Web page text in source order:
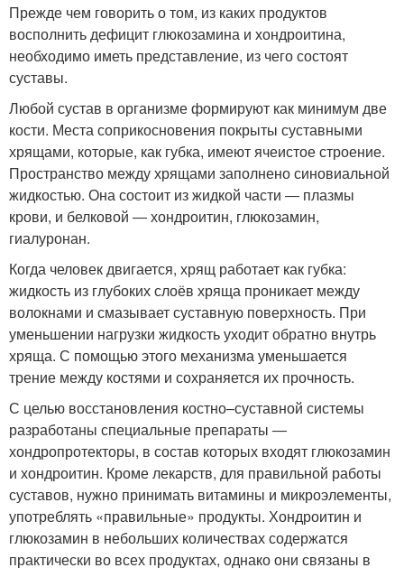
Прежде чем говорить о том, из каких продуктов
восполнить дефицит глюкозамина и хондроитина,
необходимо иметь представление, из чего состоят
суставы.
Любой сустав в организме формируют как минимум две
кости. Места соприкосновения покрыты суставными
хрящами, которые, как губка, имеют ячеистое строение.
Пространство между хрящами заполнено синовиальной
жидкостью. Она состоит из жидкой части ― плазмы
крови, и белковой ― хондроитин, глюкозамин,
гиалуронан.
Когда человек двигается, хрящ работает как губка:
жидкость из глубоких слоёв хряща проникает между
волокнами и смазывает суставную поверхность. При
уменьшении нагрузки жидкость уходит обратно внутрь
хряща. С помощью этого механизма уменьшается
трение между костями и сохраняется их прочность.
С целью восстановления костно–суставной системы
разработаны специальные препараты ―
хондропротекторы, в состав которых входят глюкозамин
и хондроитин. Кроме лекарств, для правильной работы
суставов, нужно принимать витамины и микроэлементы,
употреблять «правильные» продукты. Хондроитин и
глюкозамин в небольших количествах содержатся
практически во всех продуктах, однако они связаны в